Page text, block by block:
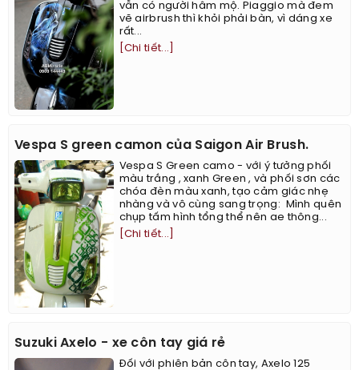
vẫn có người hâm mộ. Piaggio mà đem
vẽ airbrush thì khỏi phải bàn, vì dáng xe
rất...
[Chi tiết...]
Vespa S green camon của Saigon Air Brush.
Vespa S Green camo - với ý tưởng phối
màu trắng , xanh Green , và phối sơn các
chóa đèn màu xanh, tạo cảm giác nhẹ
nhàng và vô cùng sang trọng: ​​​​ ​Mình quên
chụp tấm hình tổng thể nên ae thông...
[Chi tiết...]
Suzuki Axelo - xe côn tay giá rẻ
Đối với phiên bản côn tay, Axelo 125